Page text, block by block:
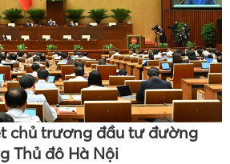
chủ trương đầu tư đường
Thủ đô Hà Nội